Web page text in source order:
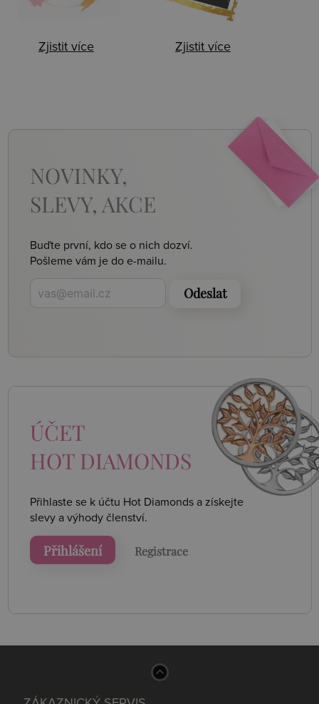
Zjistit více Zjistit více
NOVINKY,
SLEVY, AKCE
Buďte první, kdo se o nich dozví.
Pošleme vám je do e-mailu.
Odeslat
ÚČET
HOT DIAMONDS
Přihlaste se k účtu Hot Diamonds a získejte
slevy a výhody členství.
Přihlášení Registrace